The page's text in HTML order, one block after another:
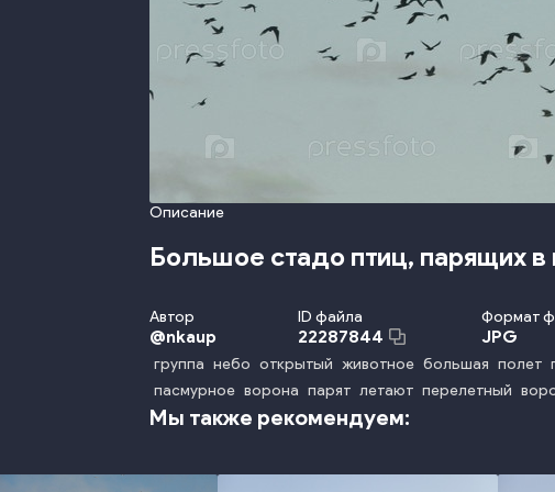
Описание
Большое стадо птиц, парящих в
Автор
@nkaup
ID файла
22287844
Формат
JPG
группа небо открытый животное большая полет
пасмурное ворона парят летают перелетный
Мы также рекомендуем: